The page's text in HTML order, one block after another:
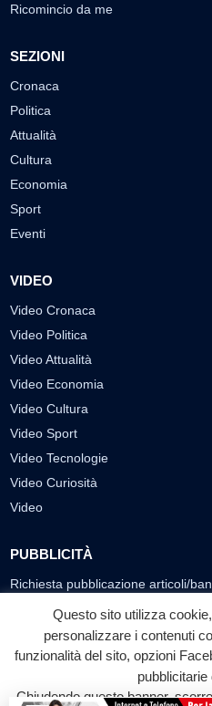
Ricomincio da me
SEZIONI
Cronaca
Politica
Attualità
Cultura
Economia
Sport
Eventi
VIDEO
Video Cronaca
Video Politica
Video Attualità
Video Economia
Video Cultura
Video Sport
Video Tecnologie
Video Curiosità
Video
PUBBLICITÀ
Richiesta pubblicazione articoli/
SEGUICI SUI SOCIAL
f
Facebook
◎
Questo sito utilizza
personalizzare i contenuti
funzionalità del sito, opzioni
pubblicitarie
Chiudendo questo banner,